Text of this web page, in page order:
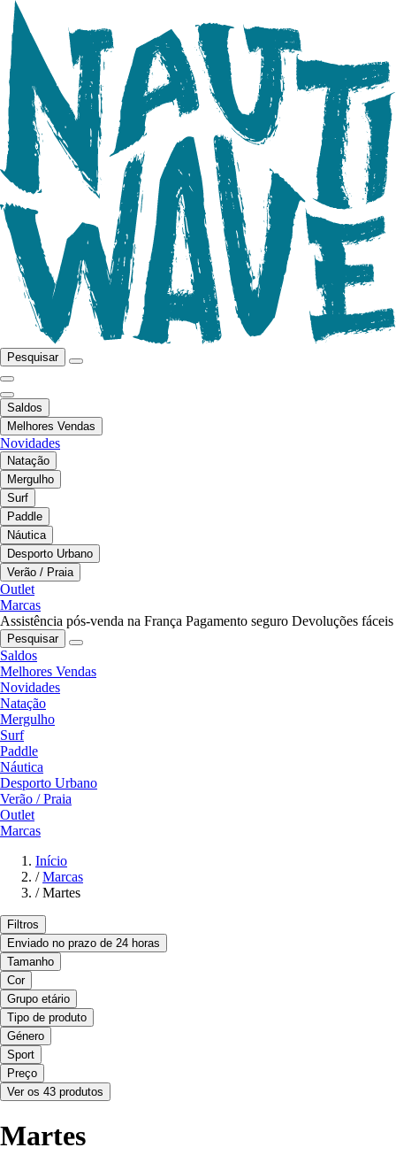
Pesquisar
Saldos
Melhores Vendas
Novidades
Natação
Mergulho
Surf
Paddle
Náutica
Desporto Urbano
Verão / Praia
Outlet
Marcas
Assistência pós-venda na França Pagamento seguro Devoluções fáceis
Pesquisar
Saldos
Melhores Vendas
Novidades
Natação
Mergulho
Surf
Paddle
Náutica
Desporto Urbano
Verão / Praia
Outlet
Marcas
Início
/ Marcas
/ Martes
Filtros
Enviado no prazo de 24 horas
Tamanho
Cor
Grupo etário
Tipo de produto
Género
Sport
Preço
Ver os 43 produtos
Martes